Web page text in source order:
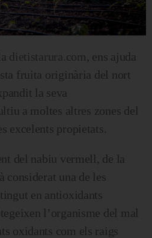
dietistarura.com, ens ajuda
fruita originària del nort
la seva
a moltes altres zones del
excelents propietats.
del nabiu vermell, de la
considerat una de les
en antioxidants
l’organisme del mal
oxidants com els raigs